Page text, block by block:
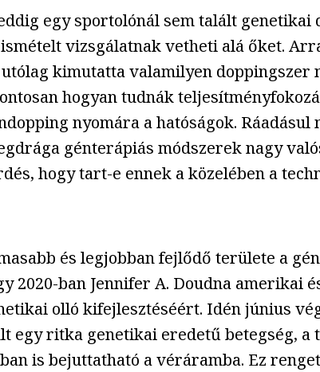
egy sportolónál sem talált
vizsgálatnak vetheti alá őket.
kimutatta valamilyen doppingszer
hogyan tudnák
nyomára a hatóságok. Ráadásul
génterápiás módszerek nagy
hogy tart-e ennek a közelében a
és legjobban fejlődő területe a
2020-ban Jennifer A. Doudna
olló kifejlesztéséért. Idén június
egy ritka genetikai eredetű betegség,
is bejuttatható a véráramba. Ez